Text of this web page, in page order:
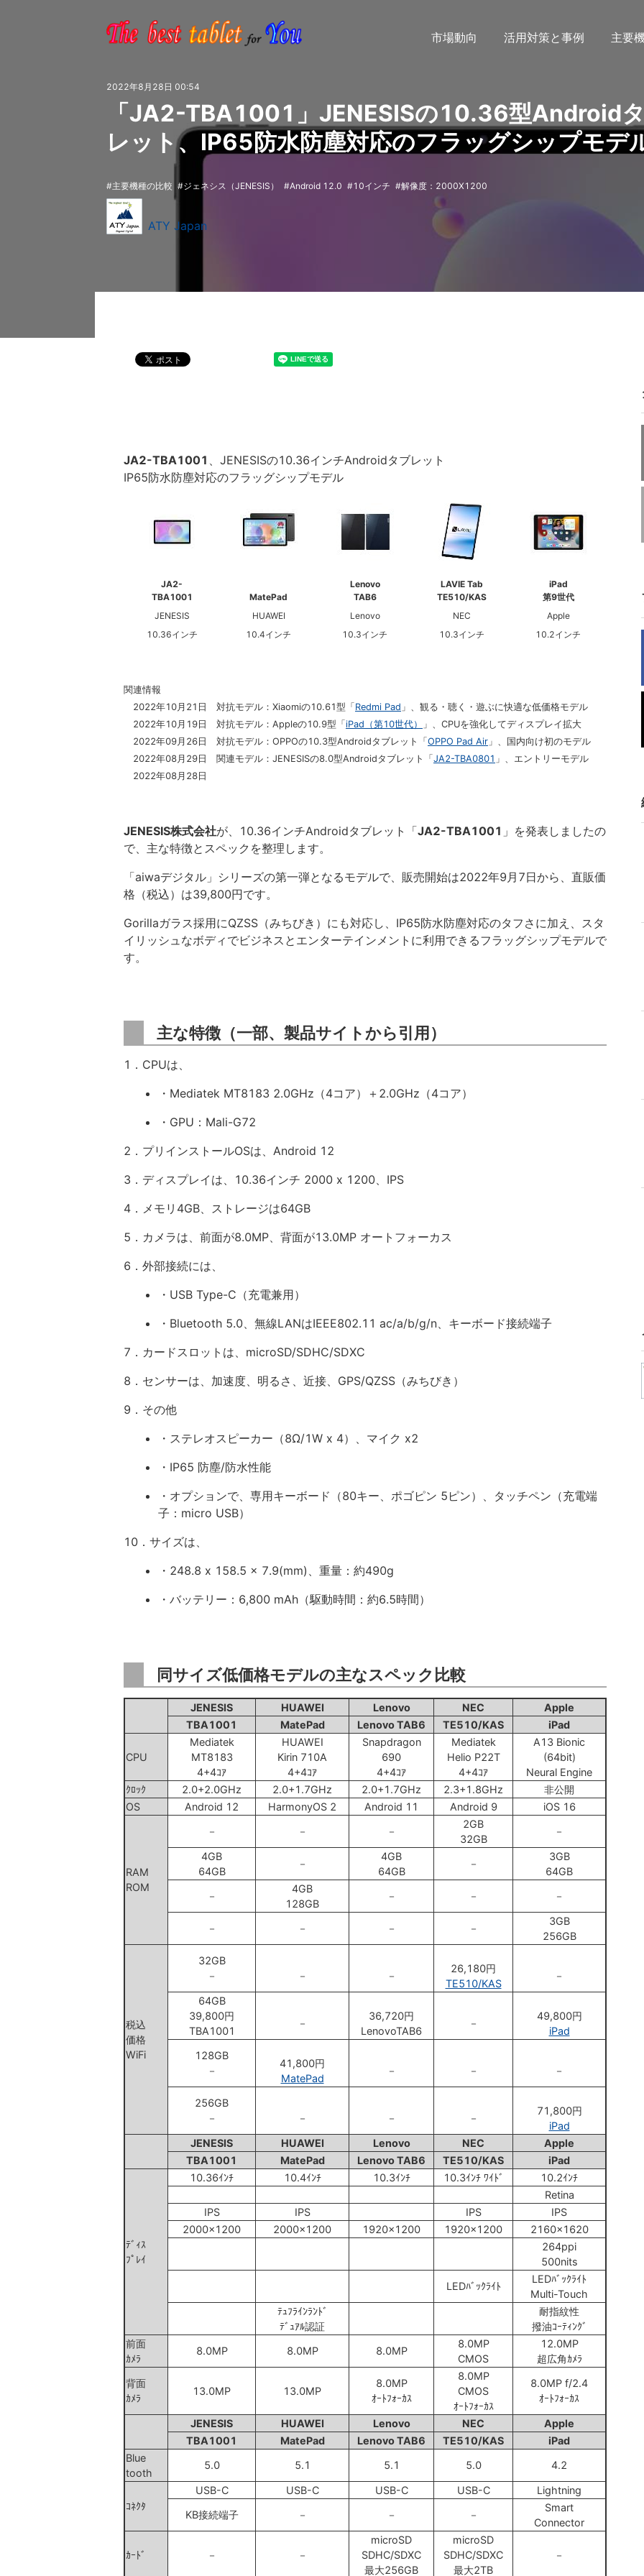
市場動向 活用対策と事例 主要
2022年8月28日 00:54
「JA2-TBA1001」JENESISの10.36型Android
レット、IP65防水防塵対応のフラッグシップモデ
主要機種の比較 ジェネシス（JENESIS） Android 12.0 10インチ 解像度：2000X1200
ATY Japan
JA2-TBA1001 、JENESISの10.36インチAndroidタブレット
IP65防水防塵対応のフラッグシップモデル
JA2-
TBA1001
JENESIS
10.36インチ
MatePad
HUAWEI
10.4インチ
Lenovo
TAB6
Lenovo
10.3インチ
LAVIE Tab
TE510/KAS
NEC
10.3インチ
iPad
第9世代
Apple
10.2インチ
関連情報
2022年10月21日 対抗モデル：Xiaomiの10.61型「 Redmi Pad 」、観る・聴く・遊ぶに快適な低価格モデル
2022年10月19日 対抗モデル：Appleの10.9型「 iPad（第10世代）
」、CPUを強化してディスプレイ拡大
2022年09月26日 対抗モデル：OPPOの10.3型Androidタブレット「 OPPO Pad Air 」、国内向け初のモデル
2022年08月29日 関連モデル：JENESISの8.0型Androidタブレット「 JA2-TBA0801 」、エントリーモデル
2022年08月28日
JENESIS株式会社が、10.36インチAndroidタブレット「JA2-TBA1001 」を発表しましたの
で、主な特徴とスペックを整理します。
「aiwaデジタル」シリーズの第一弾となるモデルで、販売開始は2022年9月7日から、直販価
格（税込）は39,800円です。
Gorillaガラス採用にQZSS（みちびき）にも対応し、IP65防水防塵対応のタフさに加え、スタ
イリッシュなボディでビジネスとエンターテインメントに利用できるフラッグシップモデルで
す。
主な特徴（一部、製品サイトから引用）
1．CPUは、
・Mediatek MT8183 2.0GHz（4コア）＋2.0GHz（4コア）
・GPU：Mali-G72
2．プリインストールOSは、Android 12
3．ディスプレイは、10.36インチ 2000 x 1200、IPS
4．メモリ4GB、ストレージは64GB
5．カメラは、前面が8.0MP、背面が13.0MP オートフォーカス
6．外部接続には、
・USB Type-C（充電兼用）
・Bluetooth 5.0、無線LANはIEEE802.11 ac/a/b/g/n、キーボード接続端子
7．カードスロットは、microSD/SDHC/SDXC
8．センサーは、加速度、明るさ、近接、GPS/QZSS（みちびき）
9．その他
・ステレオスピーカー（8Ω/1W x 4）、マイク x2
・IP65 防塵/防水性能
・オプションで、専用キーボード（80キー、ポゴピン 5ピン）、タッチペン（充電端
子：micro USB）
10．サイズは、
・248.8 x 158.5 x 7.9(mm)、重量：約490g
・バッテリー：6,800 mAh（駆動時間：約6.5時間）
同サイズ低価格モデルの主なスペック比較
JENESIS HUAWEI Lenovo NEC
Apple
TBA1001
MatePad Lenovo TAB6 TE510/KAS iPad
CPU
Mediatek
MT8183
4+4ｺｱ
HUAWEI
Kirin 710A
4+4ｺｱ
Snapdragon
690
4+4ｺｱ
Mediatek
Helio P22T
4+4ｺｱ
A13 Bionic
(64bit)
Neural Engine
ｸﾛｯｸ
2.0+2.0GHz 2.0+1.7GHz 2.0+1.7GHz 2.3+1.8GHz
非公開
OS
Android 12 HarmonyOS 2 Android 11 Android 9 iOS 16
RAM
ROM
－ － －
2GB
32GB
－
4GB
64GB
－
4GB
64GB
－
3GB
64GB
－
4GB
128GB
－ － －
－ － － －
3GB
256GB
税込
価格
WiFi
32GB
－
－ －
26,180円
TE510/KAS
－
64GB
39,800円
TBA1001
－
36,720円
LenovoTAB6
－
49,800円
iPad
128GB
－
41,800円
MatePad
－ － －
256GB
－
－ － －
71,800円
iPad
JENESIS
HUAWEI Lenovo NEC
Apple
TBA1001
MatePad Lenovo TAB6 TE510/KAS iPad
ﾃﾞｨｽ
ﾌﾟﾚｲ
10.36ｲﾝﾁ 10.4ｲﾝﾁ 10.3ｲﾝﾁ 10.3ｲﾝﾁ ﾜｲﾄﾞ
10.2ｲﾝﾁ
Retina
IPS
IPS IPS
IPS
2000x1200
2000x1200 1920x1200 1920x1200
2160x1620
264ppi
500nits
LEDﾊﾞｯｸﾗｲﾄ
LEDﾊﾞｯｸﾗｲﾄ
Multi-Touch
ﾃｭﾌﾗｲﾝﾗﾝﾄﾞ
ﾃﾞｭｱﾙ認証
耐指紋性
撥油ｺｰﾃｨﾝｸﾞ
前面
ｶﾒﾗ
8.0MP 8.0MP 8.0MP
8.0MP
CMOS
12.0MP
超広角ｶﾒﾗ
背面
ｶﾒﾗ
13.0MP 13.0MP
8.0MP
ｵｰﾄﾌｫｰｶｽ
8.0MP
CMOS
ｵｰﾄﾌｫｰｶｽ
8.0MP f/2.4
ｵｰﾄﾌｫｰｶｽ
JENESIS HUAWEI Lenovo NEC
Apple
TBA1001
MatePad Lenovo TAB6 TE510/KAS
iPad
Blue
tooth
5.0 5.1 5.1 5.0 4.2
ｺﾈｸﾀ
USB-C USB-C USB-C USB-C
Lightning
KB接続端子
－ － －
Smart
Connector
ｶｰﾄﾞ － －
microSD
SDHC/SDXC
最大256GB
microSD
SDHC/SDXC
最大2TB
－